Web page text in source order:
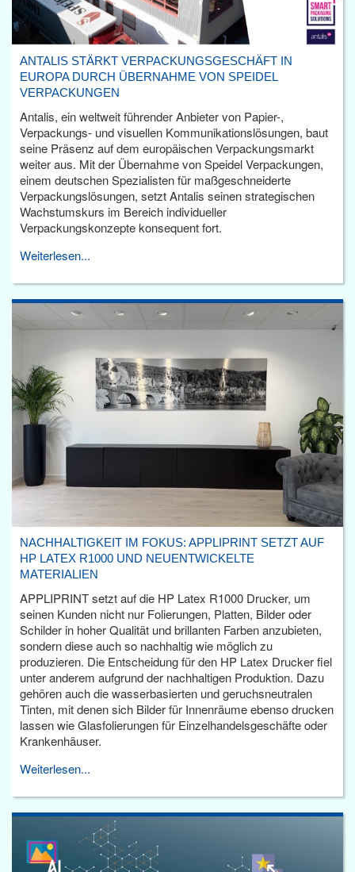
ANTALIS STÄRKT VERPACKUNGSGESCHÄFT IN
EUROPA DURCH ÜBERNAHME VON SPEIDEL
VERPACKUNGEN
Antalis, ein weltweit führender Anbieter von Papier-,
Verpackungs- und visuellen Kommunikationslösungen, baut
seine Präsenz auf dem europäischen Verpackungsmarkt
weiter aus. Mit der Übernahme von Speidel Verpackungen,
einem deutschen Spezialisten für maßgeschneiderte
Verpackungslösungen, setzt Antalis seinen strategischen
Wachstumskurs im Bereich individueller
Verpackungskonzepte konsequent fort.
Weiterlesen...
NACHHALTIGKEIT IM FOKUS: APPLIPRINT SETZT AUF
HP LATEX R1000 UND NEUENTWICKELTE
MATERIALIEN
APPLIPRINT setzt auf die HP Latex R1000 Drucker, um
seinen Kunden nicht nur Folierungen, Platten, Bilder oder
Schilder in hoher Qualität und brillanten Farben anzubieten,
sondern diese auch so nachhaltig wie möglich zu
produzieren. Die Entscheidung für den HP Latex Drucker fiel
unter anderem aufgrund der nachhaltigen Produktion. Dazu
gehören auch die wasserbasierten und geruchsneutralen
Tinten, mit denen sich Bilder für Innenräume ebenso drucken
lassen wie Glasfolierungen für Einzelhandelsgeschäfte oder
Krankenhäuser.
Weiterlesen...